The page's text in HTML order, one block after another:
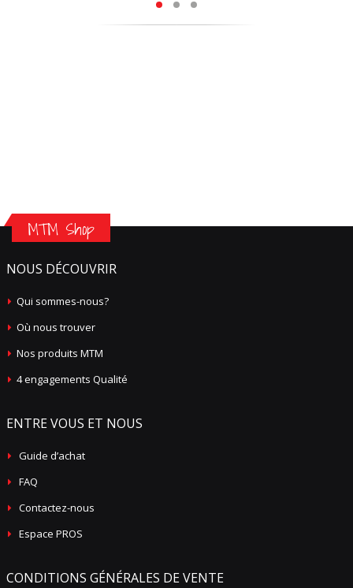
MTM Shop
NOUS DÉCOUVRIR
Qui sommes-nous?
Où nous trouver
Nos produits MTM
4 engagements Qualité
ENTRE VOUS ET NOUS
Guide d’achat
FAQ
Contactez-nous
Espace PROS
CONDITIONS GÉNÉRALES DE VENTE